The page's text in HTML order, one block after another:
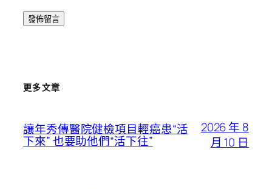
更多文章
讓年秀傳醫院健檢項目輕癌患“活
下來” 也要助他們“活下往”
2026 年 8
月 10 日